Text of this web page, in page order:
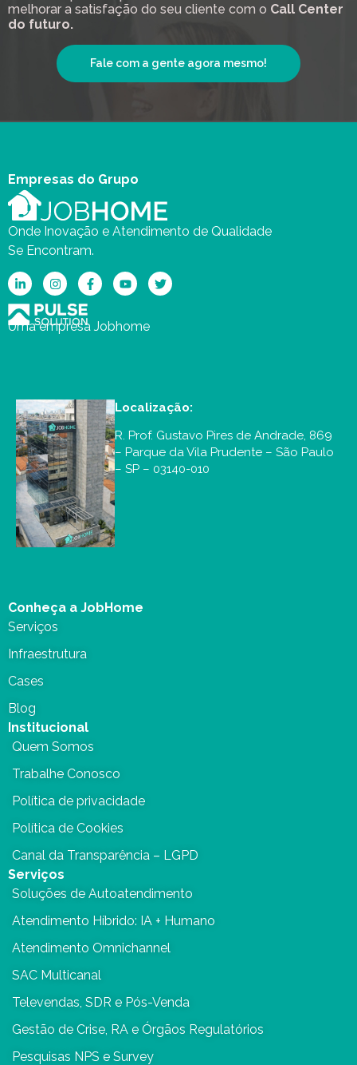
melhorar a satisfação do seu cliente com o Call Center
do futuro.
Fale com a gente agora mesmo!
Empresas do Grupo
Onde Inovação e Atendimento de Qualidade
Se Encontram.
Uma empresa Jobhome
Localização:
R. Prof. Gustavo Pires de Andrade, 869
– Parque da Vila Prudente – São Paulo
– SP – 03140-010
Conheça a JobHome
Serviços
Infraestrutura
Cases
Blog
Institucional
Quem Somos
Trabalhe Conosco
Política de privacidade
Política de Cookies
Canal da Transparência – LGPD
Serviços
Soluções de Autoatendimento
Atendimento Híbrido: IA + Humano
Atendimento Omnichannel
SAC Multicanal
Televendas, SDR e Pós-Venda
Gestão de Crise, RA e Órgãos Regulatórios
Pesquisas NPS e Survey